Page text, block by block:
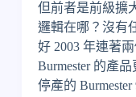
但前者是前級擴
邏輯在哪？沒有
好 2003 年連著
Burmester 的產
停產的